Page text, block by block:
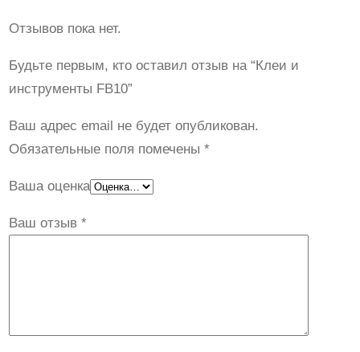
Отзывов пока нет.
Будьте первым, кто оставил отзыв на “Клеи и
инструменты FB10”
Ваш адрес email не будет опубликован.
Обязательные поля помечены *
Ваша оценка
Ваш отзыв *